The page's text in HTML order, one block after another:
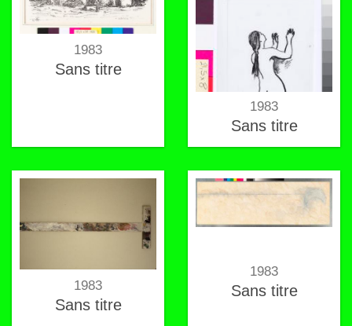
1983
Sans titre
1983
Sans titre
1983
Sans titre
1983
Sans titre